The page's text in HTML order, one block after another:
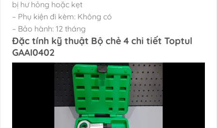
bị hư hỏng hoặc kẹt
– Phụ kiện đi kèm: Không có
– Bảo hành: 12 tháng
Đặc tính kỹ thuật Bộ chẻ 4 chi tiết Toptul
GAAI0402